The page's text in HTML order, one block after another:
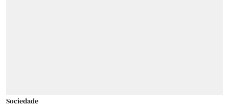
Sociedade